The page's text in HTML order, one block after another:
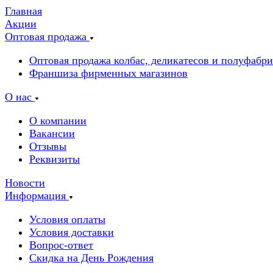
Главная
Акции
Оптовая продажа
Оптовая продажа колбас, деликатесов и
Франшиза фирменных магазинов
О нас
О компании
Вакансии
Отзывы
Реквизиты
Новости
Информация
Условия оплаты
Условия доставки
Вопрос-ответ
Скидка на День Рождения